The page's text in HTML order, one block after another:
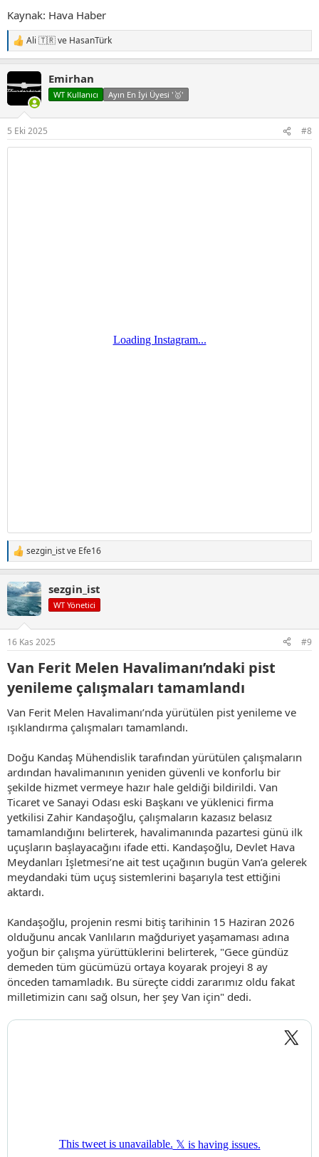
Kaynak: Hava Haber
T
e
i
Ali 🇹🇷ve HasanTürk
Emirhan
WT Kullanıcı Ayın En İyi Üyesi '🥇'
5 Eki 2025 #8
T
e
k
i
l
:
sezgin_istve Efe16
sezgin_ist
WT Yönetici
16 Kas 2025 #9
Van Ferit Melen Havalimanı’ndaki pist
yenileme çalışmaları tamamlandı​
Van Ferit Melen Havalimanı’nda yürütülen pist yenileme ve
ışıklandırma çalışmaları tamamlandı.
Doğu Kandaş Mühendislik tarafından yürütülen çalışmaların
ardından havalimanının yeniden güvenli ve konforlu bir
şekilde hizmet vermeye hazır hale geldiği bildirildi. Van
Ticaret ve Sanayi Odası eski Başkanı ve yüklenici firma
yetkilisi Zahir Kandaşoğlu, çalışmaların kazasız belasız
tamamlandığını belirterek, havalimanında pazartesi günü ilk
uçuşların başlayacağını ifade etti. Kandaşoğlu, Devlet Hava
Meydanları İşletmesi’ne ait test uçağının bugün Van’a gelerek
meydandaki tüm uçuş sistemlerini başarıyla test ettiğini
aktardı.
Kandaşoğlu, projenin resmi bitiş tarihinin 15 Haziran 2026
olduğunu ancak Vanlıların mağduriyet yaşamaması adına
yoğun bir çalışma yürüttüklerini belirterek, "Gece gündüz
demeden tüm gücümüzü ortaya koyarak projeyi 8 ay
önceden tamamladık. Bu süreçte ciddi zararımız oldu fakat
milletimizin canı sağ olsun, her şey Van için" dedi.